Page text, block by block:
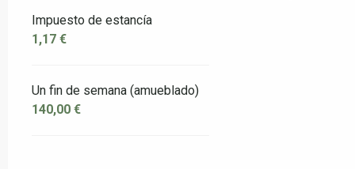
Impuesto de estancía
1,17 €
Un fin de semana (amueblado)
140,00 €